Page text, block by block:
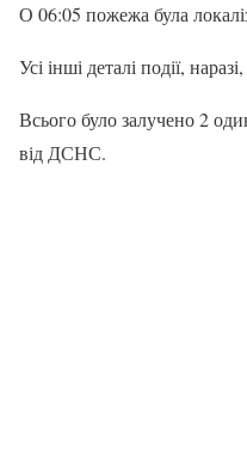
О 06:05 пожежа була
Усі інші деталі події,
Всього було залучено 2
від ДСНС.